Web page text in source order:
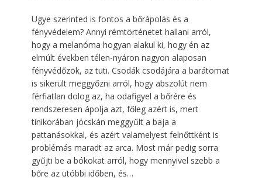
Ugye szerinted is fontos a bőrápolás és a
fényvédelem? Annyi rémtörténetet hallani arról,
hogy a melanóma hogyan alakul ki, hogy én az
elmúlt években télen-nyáron nagyon alaposan
fényvédőzök, az tuti. Csodák csodájára a barátomat
is sikerült meggyőzni arról, hogy abszolút nem
férfiatlan dolog az, ha odafigyel a bőrére és
rendszeresen ápolja azt, főleg azért is, mert
tinikorában jócskán meggyűlt a baja a
pattanásokkal, és azért valamelyest felnőttként is
problémás maradt az arca. Most már pedig sorra
gyűjti be a bókokat arról, hogy mennyivel szebb a
bőre az utóbbi időben, és…